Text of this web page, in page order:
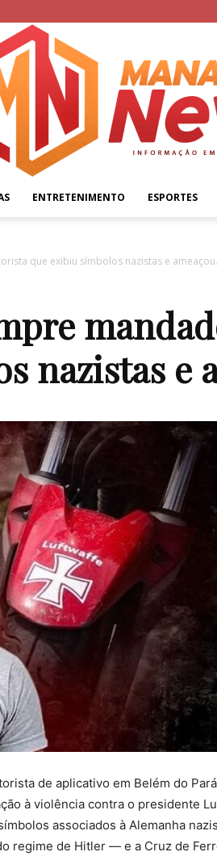
News
ENTRETENIMENTO ESPORTES
que exibiu símbolos nazistas e
nazistas e
de aplicativo em Belém do
à violência contra o presidente
associados à Alemanha
regime de Hitler — e a Cruz de